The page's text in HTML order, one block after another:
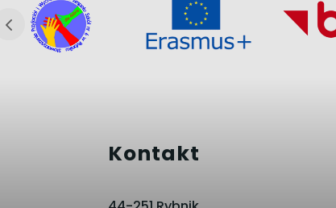
Kontakt